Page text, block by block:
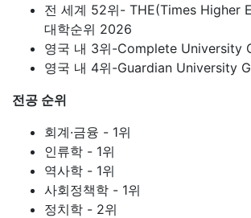
전 세계 52위- THE(Times Higher
대학순위 2026
영국 내 3위-Complete University
영국 내 4위-Guardian University
전공 순위
회계·금융 - 1위
인류학 - 1위
역사학 - 1위
사회정책학 - 1위
정치학 - 2위